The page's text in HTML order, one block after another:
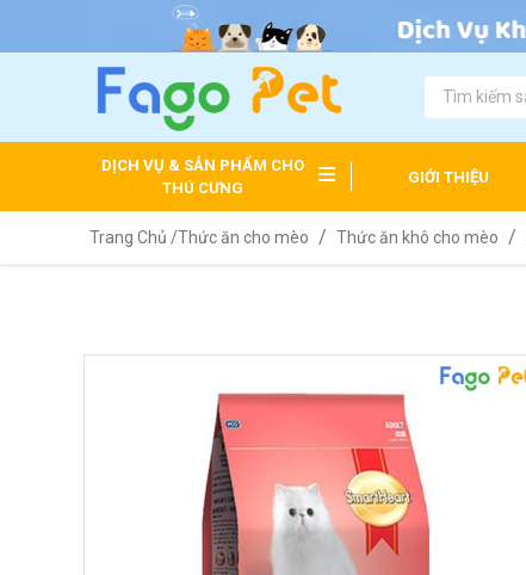
DỊCH VỤ & SẢN PHẨM CHO
THÚ CƯNG
GIỚI THIỆU
Trang Chủ /Thức ăn cho mèo Thức ăn khô cho mèo